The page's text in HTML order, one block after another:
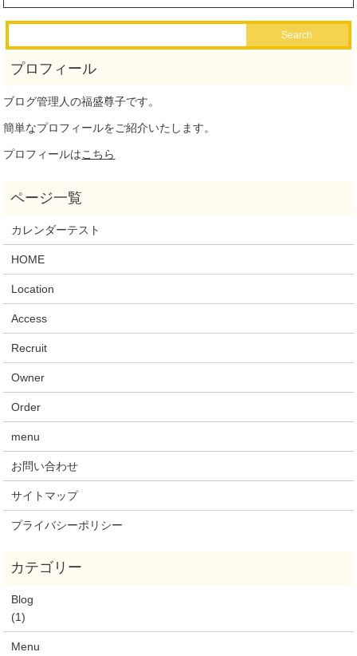
ブログ管理人の福盛尊子です。
簡単なプロフィールをご紹介いたします。
プロフィールはこちら
カレンダーテスト
HOME
Location
Access
Recruit
Owner
Order
menu
お問い合わせ
サイトマップ
プライバシーポリシー
Blog
(1)
Menu